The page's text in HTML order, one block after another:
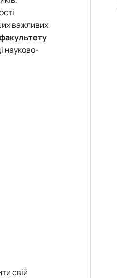
важливих
науково-
свій